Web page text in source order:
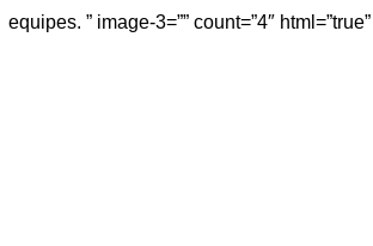
equipes. ” image-3=”” count=”4″